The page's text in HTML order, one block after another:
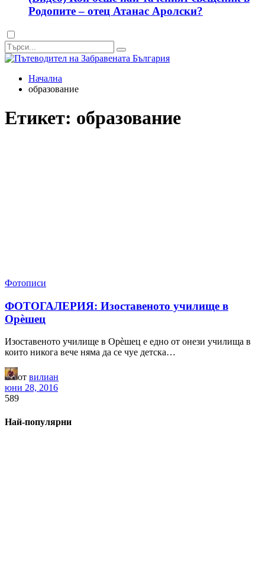
Родопите – отец Атанас Аролски?
Dark
mode
Начална
образование
Етикет: образование
Фотописи
ФОТОГАЛЕРИЯ: Изоставеното училище в
Орѐшец
Изоставеното училище в Орѐшец е едно от онези училища в
които никога вече няма да се чуе детска…
от вилиан
юни 28, 2016
589
Най-популярни